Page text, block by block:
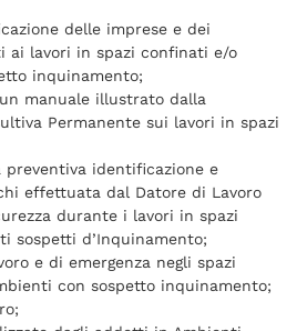
delle imprese e dei
ai lavori in spazi confinati e/o
inquinamento;
un manuale illustrato dalla
Permanente sui lavori in spazi
preventiva identificazione e
effettuata dal Datore di Lavoro
durante i lavori in spazi
sospetti d’Inquinamento;
e di emergenza negli spazi
con sospetto inquinamento;